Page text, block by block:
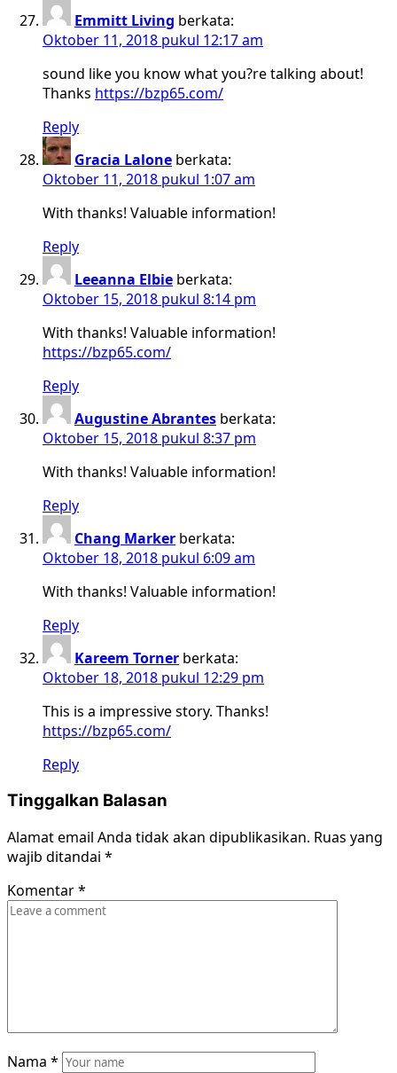
Emmitt Living berkata:
Oktober 11, 2018 pukul 12:17 am
sound like you know what you?re talking about!
Thanks https://bzp65.com/
Reply
Gracia Lalone berkata:
Oktober 11, 2018 pukul 1:07 am
With thanks! Valuable information!
Reply
Leeanna Elbie berkata:
Oktober 15, 2018 pukul 8:14 pm
With thanks! Valuable information!
https://bzp65.com/
Reply
Augustine Abrantes berkata:
Oktober 15, 2018 pukul 8:37 pm
With thanks! Valuable information!
Reply
Chang Marker berkata:
Oktober 18, 2018 pukul 6:09 am
With thanks! Valuable information!
Reply
Kareem Torner berkata:
Oktober 18, 2018 pukul 12:29 pm
This is a impressive story. Thanks!
https://bzp65.com/
Reply
Tinggalkan Balasan
Alamat email Anda tidak akan dipublikasikan. Ruas yang
wajib ditandai *
Komentar*
Nama *